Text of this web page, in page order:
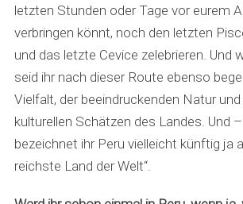
letzten Stunden oder Tage vor eurem
verbringen könnt, noch den letzten
und das letzte Cevice zelebrieren. Und
seid ihr nach dieser Route ebenso
Vielfalt, der beeindruckenden Natur
kulturellen Schätzen des Landes. Und
bezeichnet ihr Peru vielleicht künftig ja
reichste Land der Welt“.